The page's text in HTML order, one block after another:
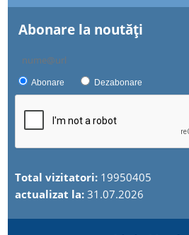
Abonare la noutăţi
Abonare Dezabonare
Total vizitatori: 19950405
actualizat la:31.07.2026